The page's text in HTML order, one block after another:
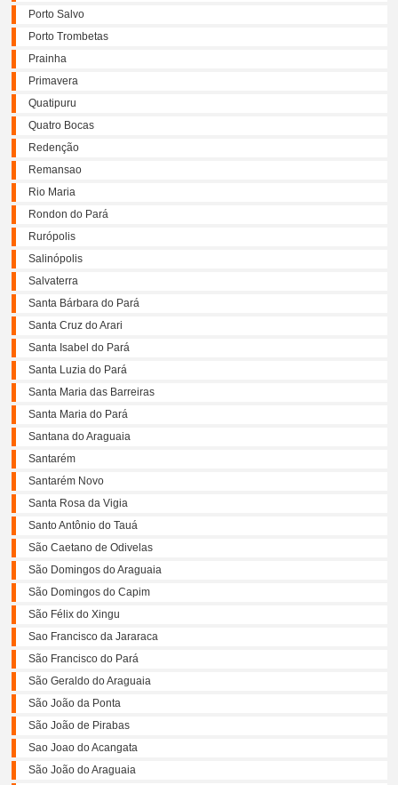
Porto Salvo
Porto Trombetas
Prainha
Primavera
Quatipuru
Quatro Bocas
Redenção
Remansao
Rio Maria
Rondon do Pará
Rurópolis
Salinópolis
Salvaterra
Santa Bárbara do Pará
Santa Cruz do Arari
Santa Isabel do Pará
Santa Luzia do Pará
Santa Maria das Barreiras
Santa Maria do Pará
Santana do Araguaia
Santarém
Santarém Novo
Santa Rosa da Vigia
Santo Antônio do Tauá
São Caetano de Odivelas
São Domingos do Araguaia
São Domingos do Capim
São Félix do Xingu
Sao Francisco da Jararaca
São Francisco do Pará
São Geraldo do Araguaia
São João da Ponta
São João de Pirabas
Sao Joao do Acangata
São João do Araguaia